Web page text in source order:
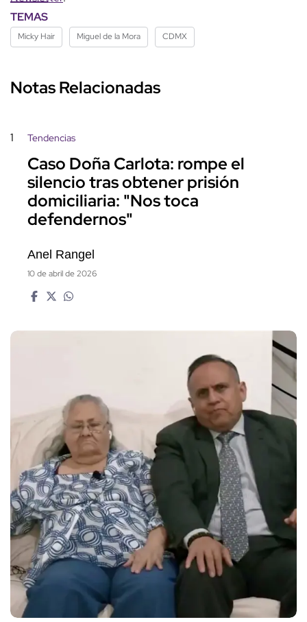
TEMAS
Micky Hair Miguel de la Mora CDMX
Notas Relacionadas
1 Tendencias
Caso Doña Carlota: rompe el
silencio tras obtener prisión
domiciliaria: "Nos toca
defendernos"
Anel Rangel
10 de abril de 2026